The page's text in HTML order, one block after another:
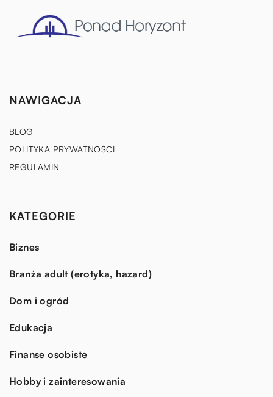
NAWIGACJA
BLOG
POLITYKA PRYWATNOŚCI
REGULAMIN
KATEGORIE
Biznes
Branża adult (erotyka, hazard)
Dom i ogród
Edukacja
Finanse osobiste
Hobby i zainteresowania